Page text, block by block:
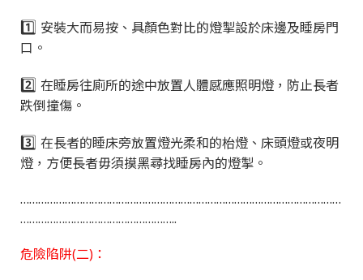
1️⃣ 安裝大而易按、具顏色對比的燈掣設於床邊及睡房門
口。
2️⃣ 在睡房往廁所的途中放置人體感應照明燈，防止長者
跌倒撞傷。
3️⃣ 在長者的睡床旁放置燈光柔和的枱燈、床頭燈或夜明
燈，方便長者毋須摸黑尋找睡房內的燈掣。
………………………………………………………………………………………………
……………………………………………..
危險陷阱(二)：